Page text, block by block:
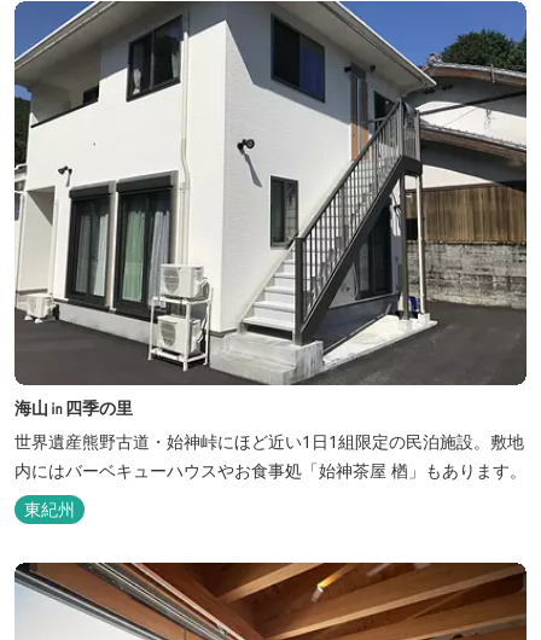
海山㏌四季の里
世界遺産熊野古道・始神峠にほど近い1日1組限定の民泊施設。敷地
内にはバーベキューハウスやお食事処「始神茶屋 楢」もあります。
東紀州